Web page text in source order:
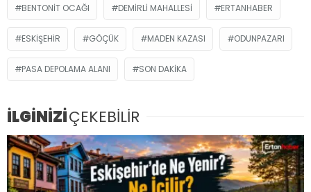
BENTONIT OCAĞI DEMIRLI MAHALLESI ERTANHABER
ESKIŞEHIR GÖÇÜK MADEN KAZASI ODUNPAZARI
PASA DEPOLAMA ALANI SON DAKIKA
İLGİNİZİÇEKEBİLİR